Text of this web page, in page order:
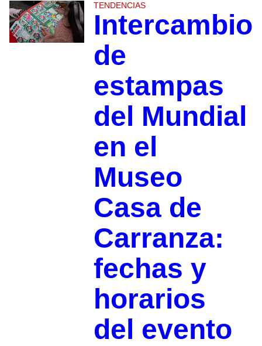
TENDENCIAS
Intercambio
de
estampas
del Mundial
en el
Museo
Casa de
Carranza:
fechas y
horarios
del evento